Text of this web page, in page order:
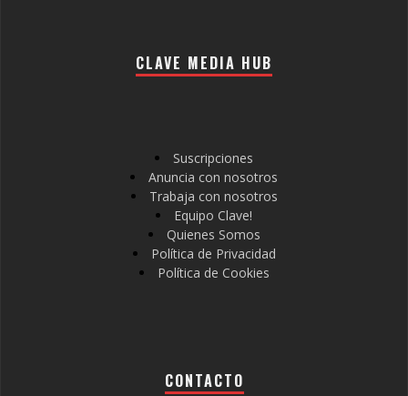
CLAVE MEDIA HUB
Suscripciones
Anuncia con nosotros
Trabaja con nosotros
Equipo Clave!
Quienes Somos
Política de Privacidad
Política de Cookies
CONTACTO